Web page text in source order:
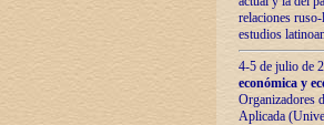
relaciones
estudios
4-5 de julio de
económica y
Organizadores
Aplicada